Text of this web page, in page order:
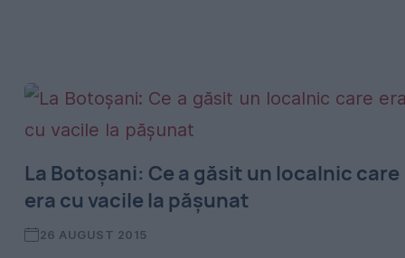
La Botoșani: Ce a găsit un localnic care
era cu vacile la pășunat
26 AUGUST 2015